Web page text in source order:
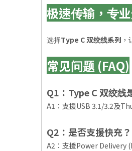
极速传输，专
选择Type C 双绞线系列
常见问题 (FAQ)
Q1：Type C 双绞线
A1：支援USB 3.1/3.2及
Q2：是否支援快充？
A2：支援Power Delivery